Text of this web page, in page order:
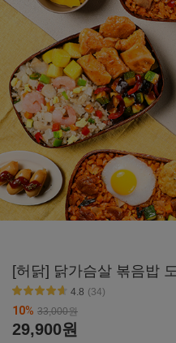
[허닭] 닭가슴살 볶음밥
4.8 (34)
10% 33,000원
29,900원